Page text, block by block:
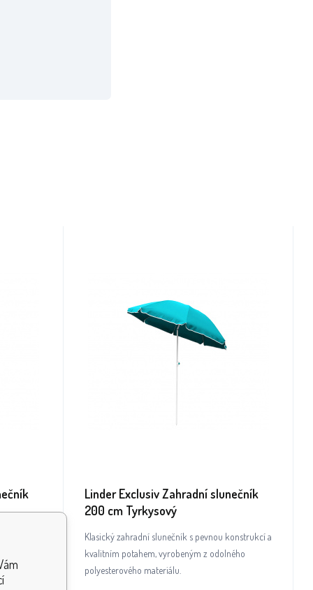
a
Linder Exclusiv Zahradní slunečník
200 cm Tyrkysový
Klasický zahradní slunečník s pevnou konstrukcí a
kvalitním potahem, vyrobeným z odolného
polyesterového materiálu.